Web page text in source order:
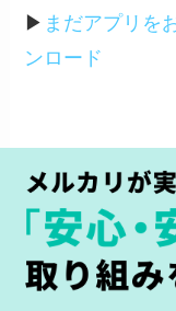
▶︎ まだアプリを
ンロード